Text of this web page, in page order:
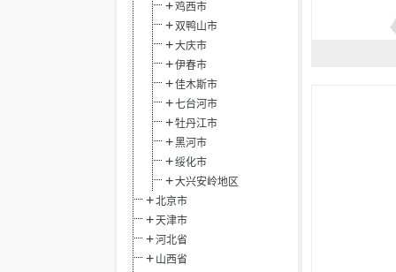
鸡西市
双鸭山市
大庆市
伊春市
佳木斯市
七台河市
牡丹江市
黑河市
绥化市
大兴安岭地区
北京市
天津市
河北省
山西省